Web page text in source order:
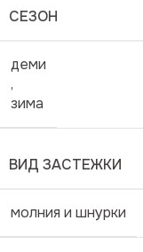
СЕЗОН
деми
,
зима
ВИД ЗАСТЕЖКИ
молния и шнурки